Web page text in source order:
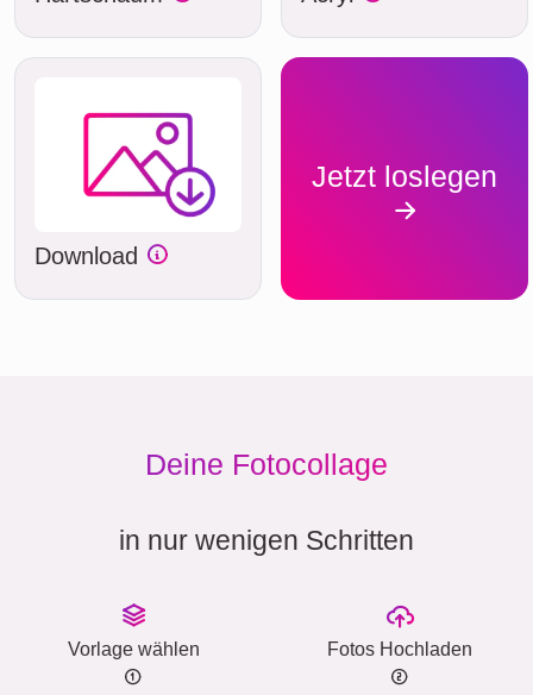
Download
Jetzt loslegen
Deine Fotocollage
in nur wenigen Schritten
Vorlage wählen Fotos Hochladen